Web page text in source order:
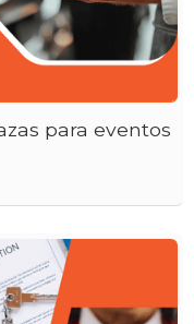
para eventos